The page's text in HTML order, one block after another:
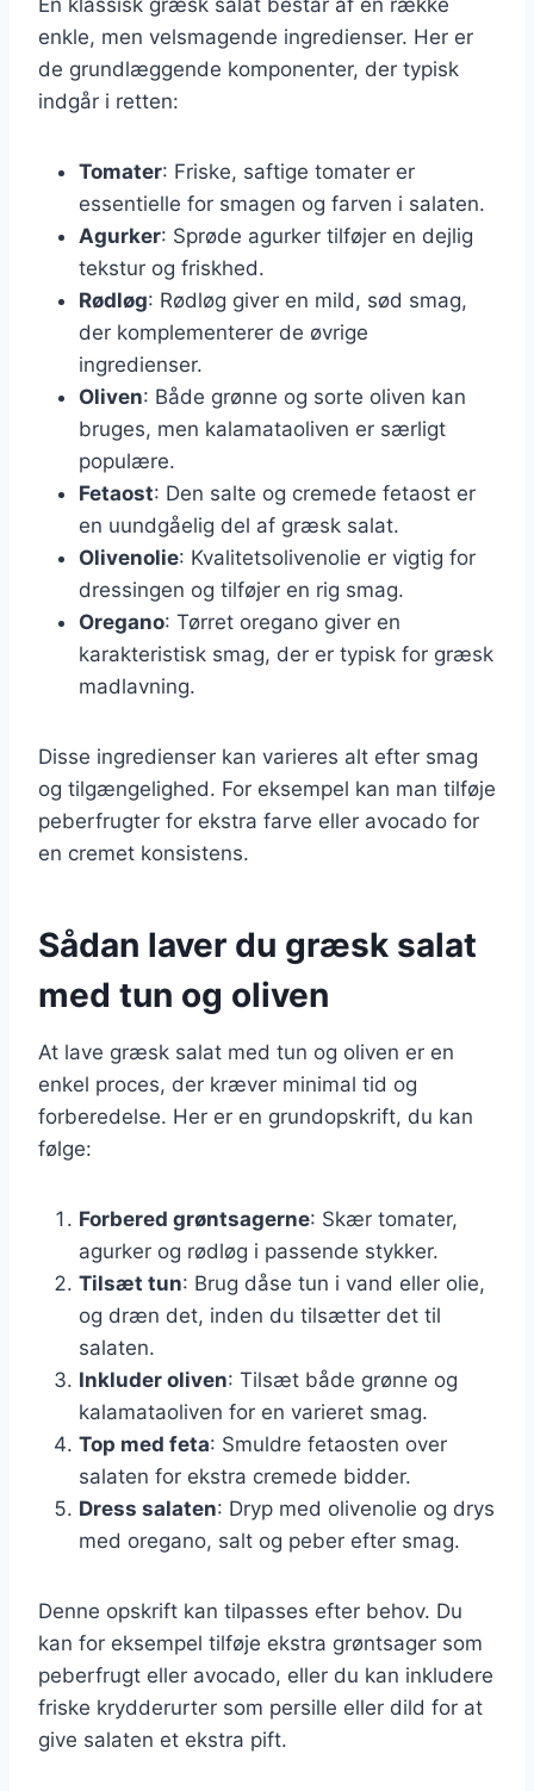
enkle, men velsmagende ingredienser. Her er
de grundlæggende komponenter, der typisk
indgår i retten:
Tomater: Friske, saftige tomater er
essentielle for smagen og farven i salaten.
Agurker: Sprøde agurker tilføjer en dejlig
tekstur og friskhed.
Rødløg: Rødløg giver en mild, sød smag,
der komplementerer de øvrige
ingredienser.
Oliven: Både grønne og sorte oliven kan
bruges, men kalamataoliven er særligt
populære.
Fetaost: Den salte og cremede fetaost er
en uundgåelig del af græsk salat.
Olivenolie: Kvalitetsolivenolie er vigtig for
dressingen og tilføjer en rig smag.
Oregano: Tørret oregano giver en
karakteristisk smag, der er typisk for græsk
madlavning.
Disse ingredienser kan varieres alt efter smag
og tilgængelighed. For eksempel kan man tilføje
peberfrugter for ekstra farve eller avocado for
en cremet konsistens.
Sådan laver du græsk salat
med tun og oliven
At lave græsk salat med tun og oliven er en
enkel proces, der kræver minimal tid og
forberedelse. Her er en grundopskrift, du kan
følge:
Forbered grøntsagerne: Skær tomater,
agurker og rødløg i passende stykker.
Tilsæt tun: Brug dåse tun i vand eller olie,
og dræn det, inden du tilsætter det til
salaten.
Inkluder oliven: Tilsæt både grønne og
kalamataoliven for en varieret smag.
Top med feta: Smuldre fetaosten over
salaten for ekstra cremede bidder.
Dress salaten: Dryp med olivenolie og drys
med oregano, salt og peber efter smag.
Denne opskrift kan tilpasses efter behov. Du
kan for eksempel tilføje ekstra grøntsager som
peberfrugt eller avocado, eller du kan inkludere
friske krydderurter som persille eller dild for at
give salaten et ekstra pift.